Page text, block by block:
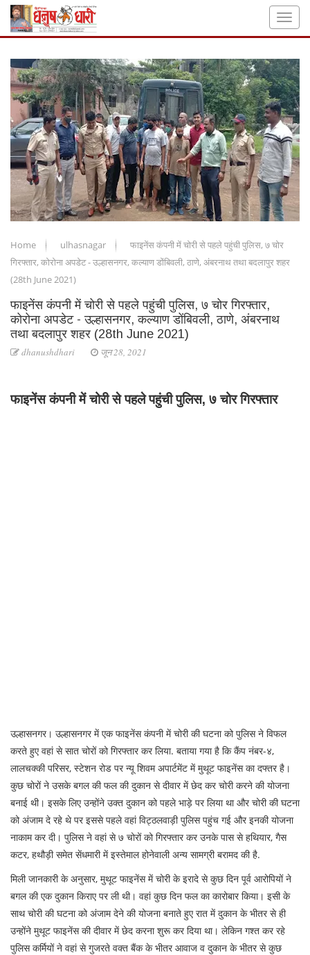
Home ulhasnagar
फाइनेंस कंपनी में चोरी से पहले पहुंची पुलिस, ७ चोर
गिरफ्तार, कोरोना अपडेट - उल्हासनगर, कल्याण डोंबिवली, ठाणे, अंबरनाथ तथा बदलापुर शहर
(28th June 2021)
फाइनेंस कंपनी में चोरी से पहले पहुंची पुलिस, ७ चोर गिरफ्तार,
कोरोना अपडेट - उल्हासनगर, कल्याण डोंबिवली, ठाणे, अंबरनाथ
तथा बदलापुर शहर (28th June 2021)
dhanushdhari जून 28, 2021
फाइनेंस कंपनी में चोरी से पहले पहुंची पुलिस, ७ चोर गिरफ्तार
उल्हासनगर। उल्हासनगर में एक फाइनेंस कंपनी में चोरी की घटना को पुलिस ने विफल
करते हुए वहां से सात चोरों को गिरफ्तार कर लिया. बताया गया है कि कैंप नंबर-४,
लालचक्की परिसर, स्टेशन रोड पर न्यू शिवम अपार्टमेंट में मुथूट फाइनेंस का दफ्तर है।
कुछ चोरों ने उसके बगल की फल की दुकान से दीवार में छेद कर चोरी करने की योजना
बनाई थी। इसके लिए उन्होंने उक्त दुकान को पहले भाड़े पर लिया था और चोरी की घटना
को अंजाम दे रहे थे पर इससे पहले वहां विट्ठलवाड़ी पुलिस पहुंच गई और इनकी योजना
नाकाम कर दी। पुलिस ने वहां से ७ चोरों को गिरफ्तार कर उनके पास से हथियार, गैस
कटर, हथौड़ी समेत सेंधमारी में इस्तेमाल होनेवाली अन्य सामग्री बरामद की है.
मिली जानकारी के अनुसार, मुथूट फाइनेंस में चोरी के इरादे से कुछ दिन पूर्व आरोपियों ने
बगल की एक दुकान किराए पर ली थी। वहां कुछ दिन फल का कारोबार किया। इसी के
साथ चोरी की घटना को अंजाम देने की योजना बनाते हुए रात में दुकान के भीतर से ही
उन्होंने मुथूट फाइनेंस की दीवार में छेद करना शुरू कर दिया था। लेकिन गश्त कर रहे
पुलिस कर्मियों ने वहां से गुजरते वक्त बैंक के भीतर आवाज व दुकान के भीतर से कुछ